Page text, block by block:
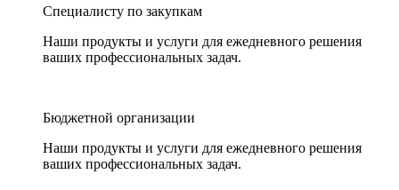
Специалисту по закупкам
Наши продукты и услуги для ежедневного решения
ваших профессиональных задач.
Бюджетной организации
Наши продукты и услуги для ежедневного решения
ваших профессиональных задач.